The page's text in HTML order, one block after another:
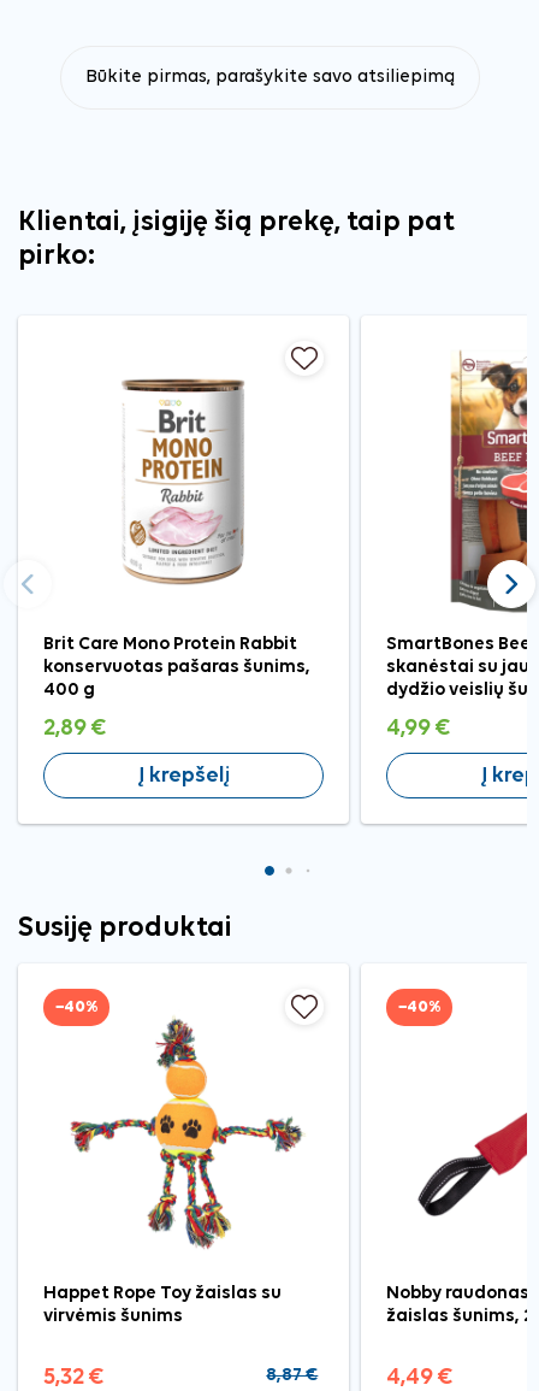
Būkite pirmas, parašykite savo atsiliepimą
Klientai, įsigiję šią prekę, taip pat
pirko:
Brit Care Mono Protein Rabbit
konservuotas pašaras šunims,
400 g
2,89 €
Į krepšelį
SmartBones
skanėstai su
dydžio veislių
4,99 €
Į
Ankstesnis
Susiję produktai
−40%
Happet Rope Toy žaislas su
virvėmis šunims
5,32 € 8,87 €
−40%
Nobby raudonas
žaislas šunims,
4,49 €